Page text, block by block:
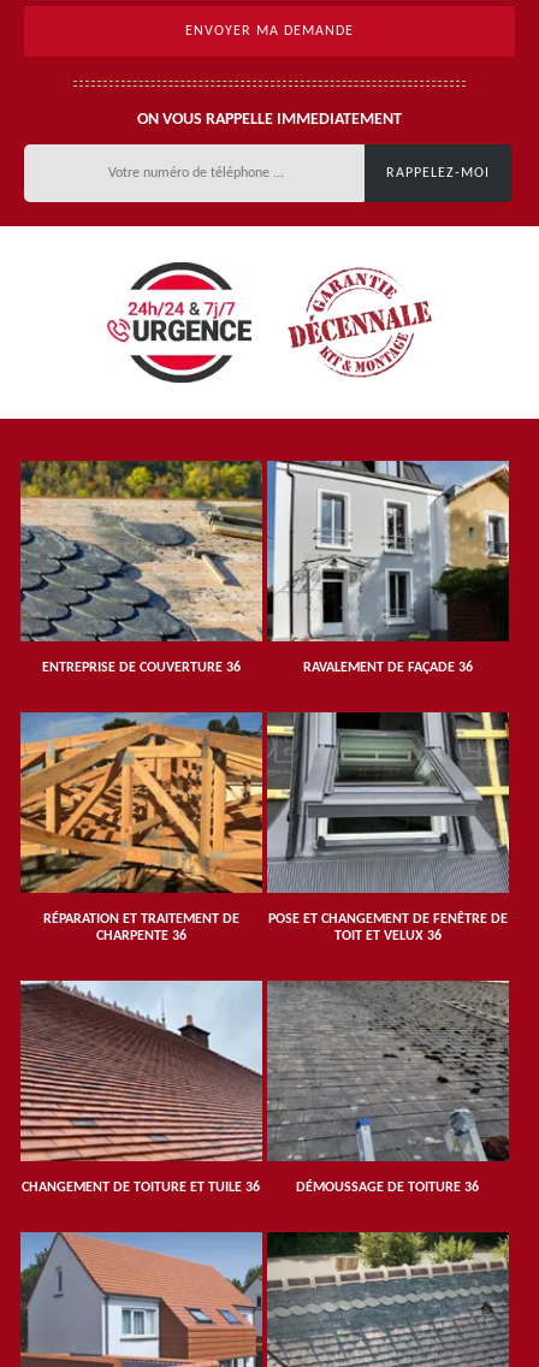
ON VOUS RAPPELLE IMMEDIATEMENT
ENTREPRISE DE COUVERTURE 36 RAVALEMENT DE FAÇADE 36
RÉPARATION ET TRAITEMENT DE
CHARPENTE 36
POSE ET CHANGEMENT DE FENÊTRE DE
TOIT ET VELUX 36
CHANGEMENT DE TOITURE ET TUILE 36 DÉMOUSSAGE DE TOITURE 36